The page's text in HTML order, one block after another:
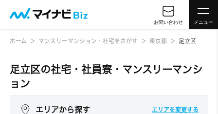
お問い合わせ メニュー
ホーム マンスリーマンション・社宅をさがす 東京都 足立区
足立区の社宅・社員寮・マンスリーマンシ
ョン
エリアから探す エリアを変更する